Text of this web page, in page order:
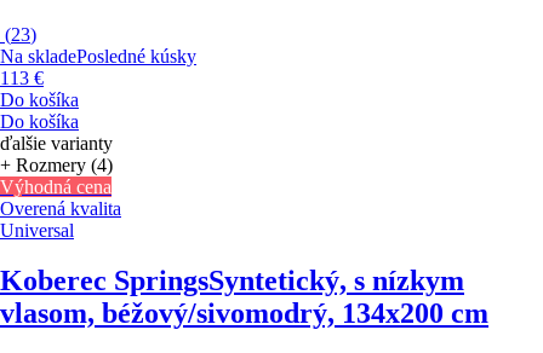
(23)
Na skladePosledné kúsky
113 €
Do košíka
Do košíka
ďalšie varianty
+ Rozmery (4)
Výhodná cena
Overená kvalita
Universal
Koberec SpringsSyntetický, s nízkym
vlasom, béžový/sivomodrý, 134x200 cm